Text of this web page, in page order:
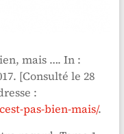
mais …. In :
[Consulté le 28
:
pas-bien-mais/.